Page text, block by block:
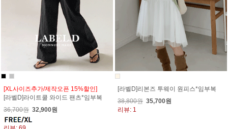
[XL사이즈추가/제작오픈 15%할인]
[라벨D]라이트쿨 와이드 팬츠*임부복
36,700원 32,900원
[라벨D]리본즈 투웨이 원피스*임부복
38,800원 35,700원
리뷰: 1